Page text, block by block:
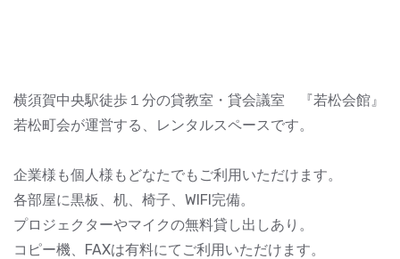
横須賀中央駅徒歩１分の貸教室・貸会議室 『若松会館』
若松町会が運営する、レンタルスペースです。
企業様も個人様もどなたでもご利用いただけます。
各部屋に黒板、机、椅子、WIFI完備。
プロジェクターやマイクの無料貸し出しあり。
コピー機、FAXは有料にてご利用いただけます。